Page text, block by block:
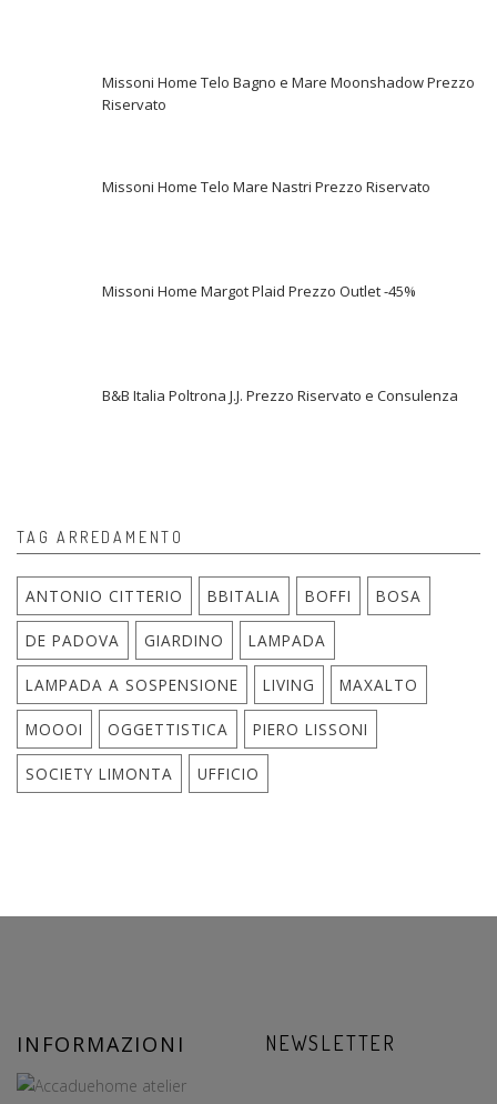
Missoni Home Telo Bagno e Mare Moonshadow Prezzo
Riservato
Missoni Home Telo Mare Nastri Prezzo Riservato
Missoni Home Margot Plaid Prezzo Outlet -45%
B&B Italia Poltrona J.J. Prezzo Riservato e Consulenza
TAG ARREDAMENTO
ANTONIO CITTERIO BBITALIA BOFFI BOSA
DE PADOVA GIARDINO LAMPADA
LAMPADA A SOSPENSIONE LIVING MAXALTO
MOOOI OGGETTISTICA PIERO LISSONI
SOCIETY LIMONTA UFFICIO
INFORMAZIONI NEWSLETTER